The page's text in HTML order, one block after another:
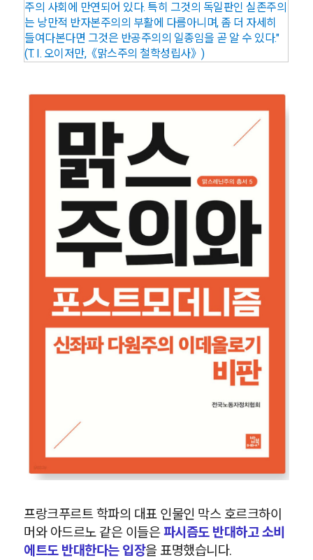
주의 사회에 만연되어 있다. 특히 그것의 독일판인 실존주의
는 낭만적 반자본주의의 부활에 다름아니며, 좀 더 자세히
들여다본다면 그것은 반공주의의 일종임을 곧 알 수 있다."
(T. I. 오이저만,《맑스주의 철학성립사》)
프랑크푸르트 학파의 대표 인물인 막스 호르크하이
머와 아드르노 같은 이들은파시즘도 반대하고 소비
에트도 반대한다는 입장을 표명했습니다.